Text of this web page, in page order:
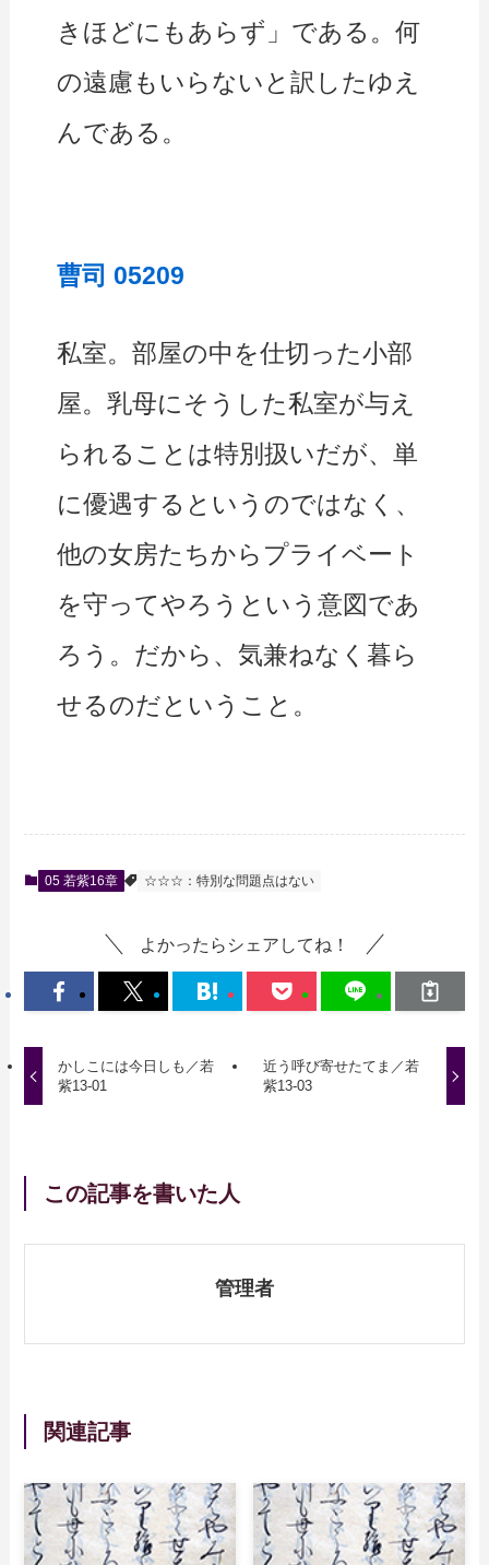
きほどにもあらず」である。何
の遠慮もいらないと訳したゆえ
んである。
曹司 05209
私室。部屋の中を仕切った小部
屋。乳母にそうした私室が与え
られることは特別扱いだが、単
に優遇するというのではなく、
他の女房たちからプライベート
を守ってやろうという意図であ
ろう。だから、気兼ねなく暮ら
せるのだということ。
05 若紫16章 ☆☆☆：特別な問題点はない
よかったらシェアしてね！
かしこには今日しも／若
紫13-01
近う呼び寄せたてま／若
紫13-03
この記事を書いた人
管理者
関連記事